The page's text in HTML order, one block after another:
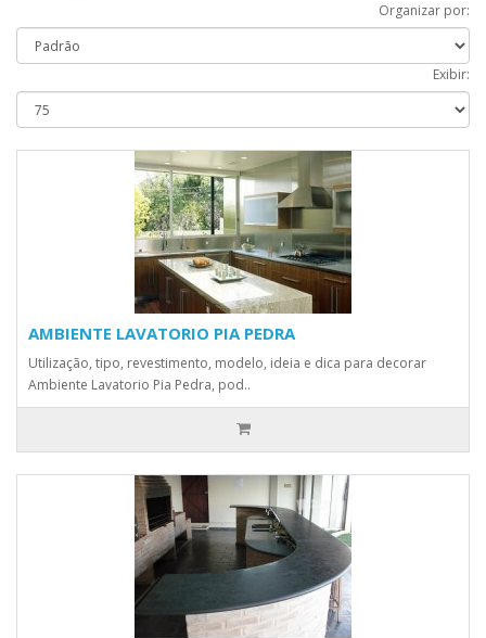
Organizar por:
Exibir:
AMBIENTE LAVATORIO PIA PEDRA
Utilização, tipo, revestimento, modelo, ideia e dica para decorar
Ambiente Lavatorio Pia Pedra, pod..